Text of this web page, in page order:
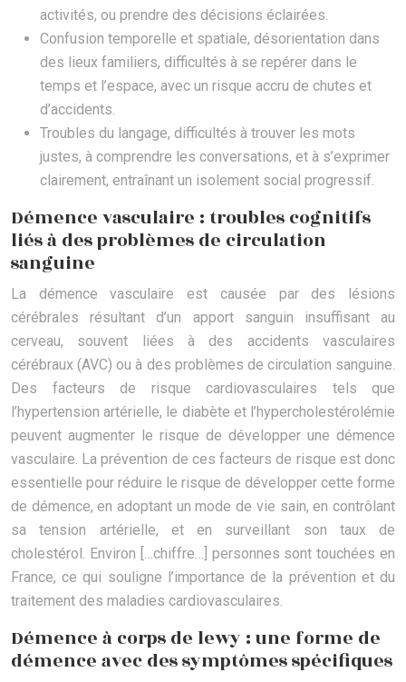
activités, ou prendre des décisions éclairées.
Confusion temporelle et spatiale, désorientation dans
des lieux familiers, difficultés à se repérer dans le
temps et l’espace, avec un risque accru de chutes et
d’accidents.
Troubles du langage, difficultés à trouver les mots
justes, à comprendre les conversations, et à s’exprimer
clairement, entraînant un isolement social progressif.
Démence vasculaire : troubles cognitifs
liés à des problèmes de circulation
sanguine
La démence vasculaire est causée par des lésions
cérébrales résultant d’un apport sanguin insuffisant au
cerveau, souvent liées à des accidents vasculaires
cérébraux (AVC) ou à des problèmes de circulation sanguine.
Des facteurs de risque cardiovasculaires tels que
l’hypertension artérielle, le diabète et l’hypercholestérolémie
peuvent augmenter le risque de développer une démence
vasculaire. La prévention de ces facteurs de risque est donc
essentielle pour réduire le risque de développer cette forme
de démence, en adoptant un mode de vie sain, en contrôlant
sa tension artérielle, et en surveillant son taux de
cholestérol. Environ […chiffre…] personnes sont touchées en
France, ce qui souligne l’importance de la prévention et du
traitement des maladies cardiovasculaires.
Démence à corps de lewy : une forme de
démence avec des symptômes spécifiques